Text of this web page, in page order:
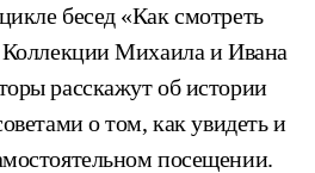
бесед «Как смотреть
Коллекции Михаила и Ивана
расскажут об истории
о том, как увидеть и
посещении.